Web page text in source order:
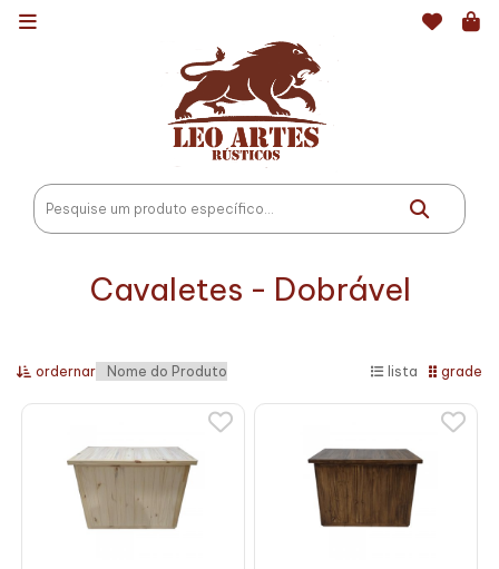
Cavaletes - Dobrável
ordernar lista grade